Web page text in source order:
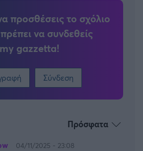
προσθέσεις το σχόλιο
να συνδεθείς
gazzetta!
Σύνδεση
Πρόσφατα
04/11/2025 - 23:08